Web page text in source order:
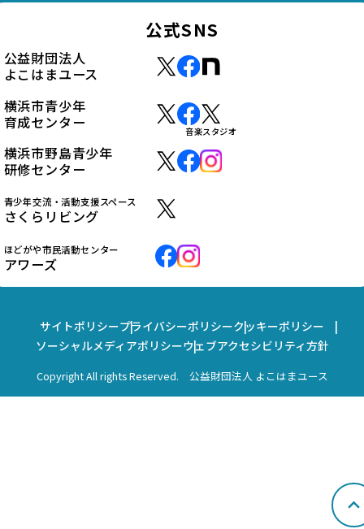
公式SNS
公益財団法人
よこはまユース
横浜市青少年
育成センター
音楽スタジオ
横浜市野島青少年
研修センター
青少年交流・活動支援スペース
さくらリビング
ほどがや市民活動センター
アワーズ
サイトポリシープライバシーポリシークッキーポリシー
ソーシャルメディアポリシーウェブアクセシビリティ方針
Copyright All rights Reserved. 公益財団法人 よこはまユース